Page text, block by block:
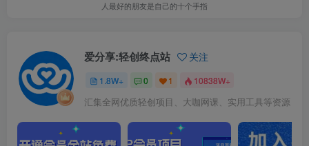
人最好的朋友是自己的十个手指
爱分享:轻创终点站 关注
1.8W+ 0 1 10838W+
汇集全网优质轻创项目、大咖网课、实用工具等资源